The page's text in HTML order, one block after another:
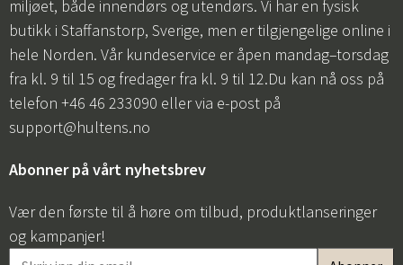
miljøet, både innendørs og utendørs. Vi har en fysisk
butikk i Staffanstorp, Sverige, men er tilgjengelige online i
hele Norden. Vår kundeservice er åpen mandag–torsdag
fra kl. 9 til 15 og fredager fra kl. 9 til 12.Du kan nå oss på
telefon +46 46 233090 eller via e-post på
support@hultens.no
Abonner på vårt nyhetsbrev
Vær den første til å høre om tilbud, produktlanseringer
og kampanjer!